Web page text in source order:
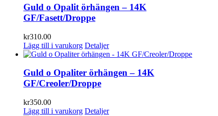
Guld o Opalit örhängen – 14K
GF/Fasett/Droppe
kr310.00
Lägg till i varukorg Detaljer
Guld o Opaliter örhängen – 14K
GF/Creoler/Droppe
kr350.00
Lägg till i varukorg Detaljer